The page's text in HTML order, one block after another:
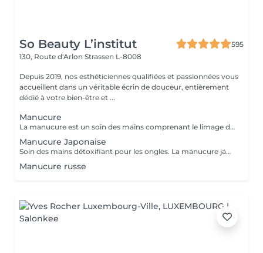
So Beauty L’institut
595
130, Route d'Arlon Strassen L-8008
Depuis 2019, nos esthéticiennes qualifiées et passionnées vous
accueillent dans un véritable écrin de douceur, entièrement
dédié à votre bien-être et ...
Manucure
La manucure est un soin des mains comprenant le limage des ongles, la pousse et la coupe des cuticules, gommage, massage avec crème de soin et application d'un vernis transparent si désiré.
Manucure Japonaise
Soin des mains détoxifiant pour les ongles. La manucure japonaise consiste à polir et nettoyer les ongles en profondeur pour ensuite les nourrir avec une pâte à base de cire d'abeille qui va oxygéner l'ongle. L'ongle ressort brillant naturellement et pour une durée de 3 semaines. Comprend le limage des ongles, la pousse et la coupe des cuticules, polissage, application de la pâte à base de cire d'abeille et de la poudre fixante, gommage, massage avec crème de soin et application d'un vernis transparent si désiré.
Manucure russe